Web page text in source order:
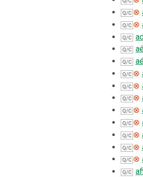
Q/C ⊗
Q/C ⊗
Q/C
Q/C
Q/C
Q/C ⊗
Q/C ⊗
Q/C ⊗
Q/C ⊗
Q/C ⊗
Q/C ⊗
Q/C ⊗
Q/C ⊗
Q/C